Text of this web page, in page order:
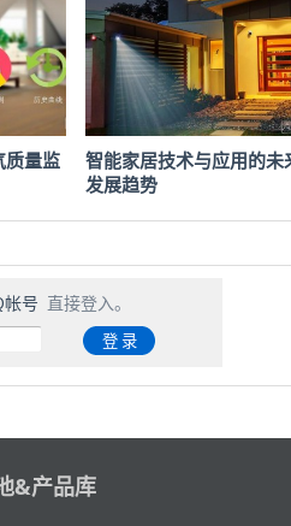
质量监
智能家居技术与应用的未
发展趋势
帐号 直接登入。
&产品库